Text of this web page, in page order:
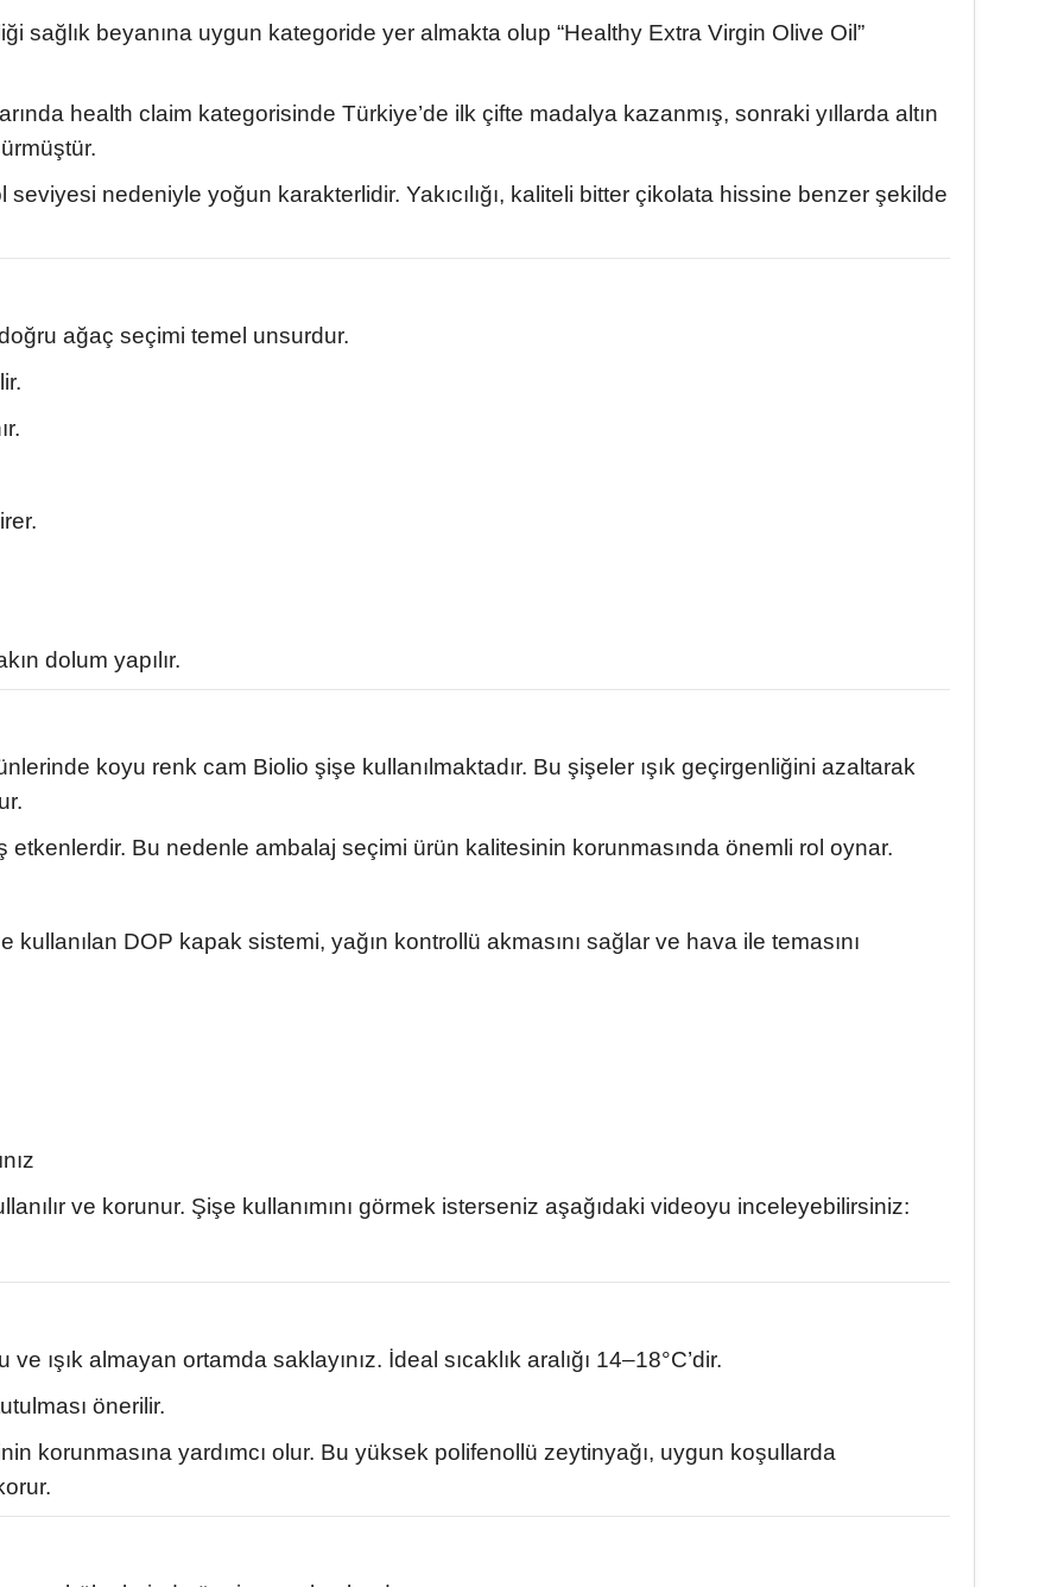
sağlık beyanına uygun kategoride yer almakta olup “Healthy Extra Virgin Olive Oil”
health claim kategorisinde Türkiye’de ilk çifte madalya kazanmış, sonraki yıllarda altın
nedeniyle yoğun karakterlidir. Yakıcılığı, kaliteli bitter çikolata hissine benzer şekilde
ağaç seçimi temel unsurdur.
dolum yapılır.
koyu renk cam Biolio şişe kullanılmaktadır. Bu şişeler ışık geçirgenliğini azaltarak
etkenlerdir. Bu nedenle ambalaj seçimi ürün kalitesinin korunmasında önemli rol oynar.
DOP kapak sistemi, yağın kontrollü akmasını sağlar ve hava ile temasını
ve korunur. Şişe kullanımını görmek isterseniz aşağıdaki videoyu inceleyebilirsiniz:
ışık almayan ortamda saklayınız. İdeal sıcaklık aralığı 14–18°C’dir.
önerilir.
korunmasına yardımcı olur. Bu yüksek polifenollü zeytinyağı, uygun koşullarda